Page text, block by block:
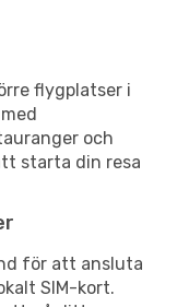
flygplatser i
och
starta din resa
för att ansluta
SIM-kort.